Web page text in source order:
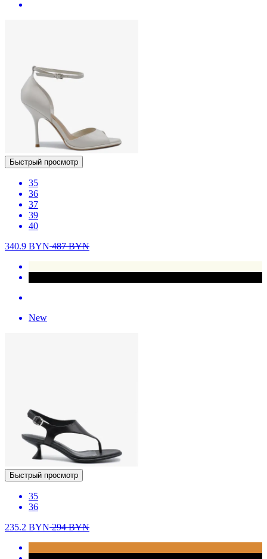
Быстрый просмотр
35
36
37
39
40
340.9 BYN487BYN
New
Быстрый просмотр
35
36
235.2 BYN294BYN